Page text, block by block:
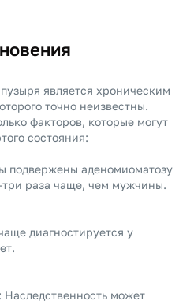
является хроническим
точно неизвестны.
факторов, которые могут
состояния:
аденомиоматозу
три раза чаще, чем мужчины.
диагностируется у
Наследственность может